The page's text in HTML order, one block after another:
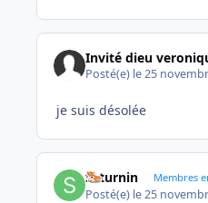
Invité dieu
Posté(e) le 25
je suis désolée
saturnin Membres
Posté(e) le 25